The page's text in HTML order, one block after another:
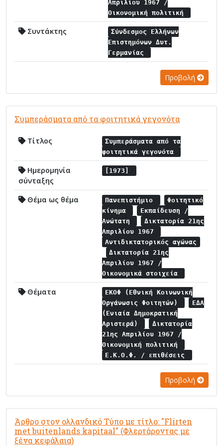
Απριλίου 1967 /
Οικονομική πολιτική
Συντάκτης
Σύνδεσμος Ελλήνων
Επιστημόνων Δυτ.
Γερμανίας
Προβολή
Συμπεράσματα από τα φοιτητικά γεγονότα
Τίτλος
Συμπεράσματα από τα
φοιτητικά γεγονότα
Ημερομηνία
σύνταξης
[1973]
Θέμα ως θέμα Πανεπιστήμιο
Φοιτητικό
κίνημα
Εκπαίδευση /
Ανώτατη
Δικτατορία 21ης
Απριλίου 1967
Αντιδικτατορικός αγώνας
Δικτατορία 21ης
Απριλίου 1967 /
Οικονομικά στοιχεία
Θέματα
ΕΚΟΦ (Εθνική Κοινωνική
Οργάνωσις Φοιτητών)
ΕΔΑ
(Ενιαία Δημοκρατική
Αριστερά)
Δικτατορία
21ης Απριλίου 1967 /
Οικονομική πολιτική
Ε.Κ.Ο.Φ. / επιθέσεις
Προβολή
Άρθρο στον ολλανδικό Τύπο με τίτλο: "Flirten
met buitenlands kapitaal" (Φλερτάροντας με
ξένα κεφάλαια)